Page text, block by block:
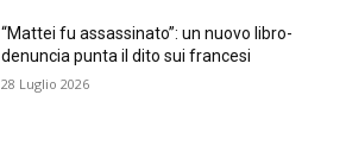
“Mattei fu assassinato”: un nuovo libro-
denuncia punta il dito sui francesi
28 Luglio 2026